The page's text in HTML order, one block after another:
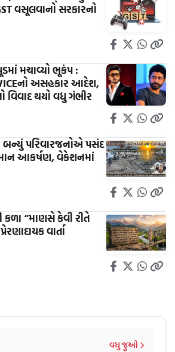
વસૂલવાનો સરકારનો
મચાવ્યો ભૂકંપ :
અસહકાર આદેશ,
થયો વધુ ગંભીર
પરિવારજનોએ પસંદ
આકર્ષણ, વેકેશનમાં
કળા “માણસે કેવી રીતે
વાર્તા
વધુ જુઓ